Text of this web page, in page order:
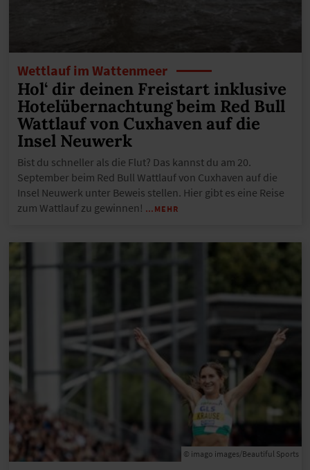
Wettlauf im Wattenmeer
Hol‘ dir deinen Freistart inklusive
Hotelübernachtung beim Red Bull
Wattlauf von Cuxhaven auf die
Insel Neuwerk
Bist du schneller als die Flut? Das kannst du am 20.
September beim Red Bull Wattlauf von Cuxhaven auf die
Insel Neuwerk unter Beweis stellen. Hier gibt es eine Reise
zum Wattlauf zu gewinnen! …MEHR
© imago images/Beautiful Sports